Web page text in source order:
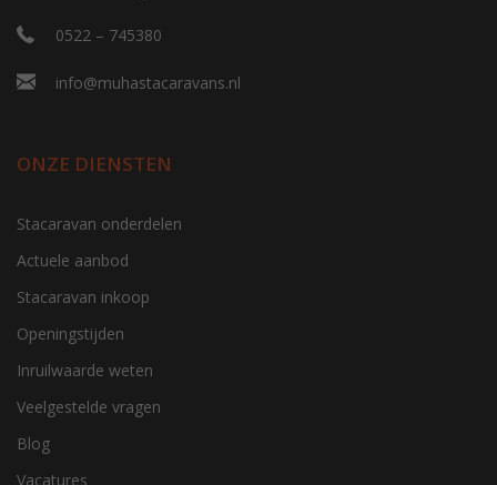
0522 – 745380
info@muhastacaravans.nl
ONZE DIENSTEN
Stacaravan onderdelen
Actuele aanbod
Stacaravan inkoop
Openingstijden
Inruilwaarde weten
Veelgestelde vragen
Blog
Vacatures